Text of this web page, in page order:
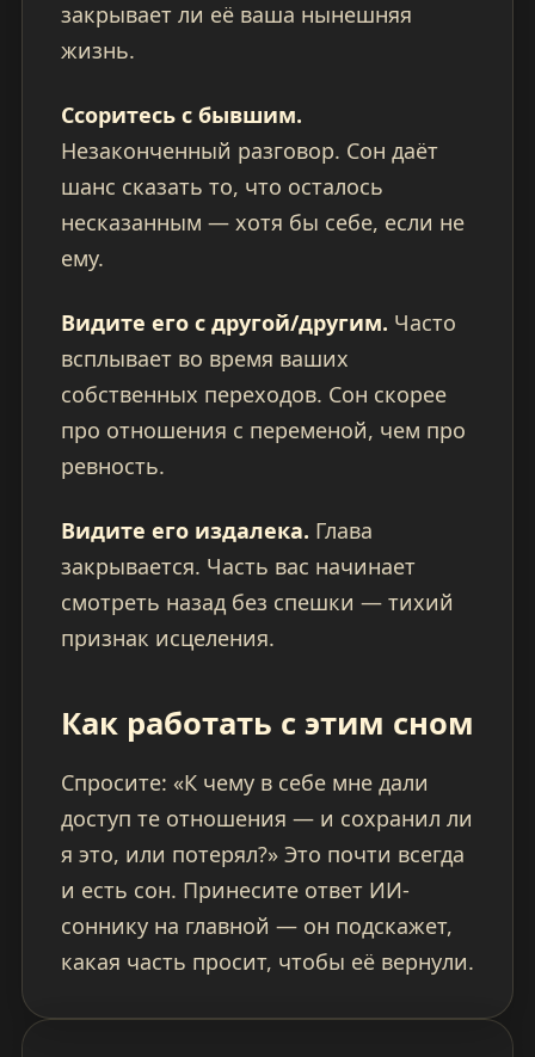
закрывает ли её ваша нынешняя
жизнь.
Ссоритесь с бывшим.
Незаконченный разговор. Сон даёт
шанс сказать то, что осталось
несказанным — хотя бы себе, если не
ему.
Видите его с другой/другим. Часто
всплывает во время ваших
собственных переходов. Сон скорее
про отношения с переменой, чем про
ревность.
Видите его издалека. Глава
закрывается. Часть вас начинает
смотреть назад без спешки — тихий
признак исцеления.
Как работать с этим сном
Спросите: «К чему в себе мне дали
доступ те отношения — и сохранил ли
я это, или потерял?» Это почти всегда
и есть сон. Принесите ответ ИИ-
соннику на главной — он подскажет,
какая часть просит, чтобы её вернули.